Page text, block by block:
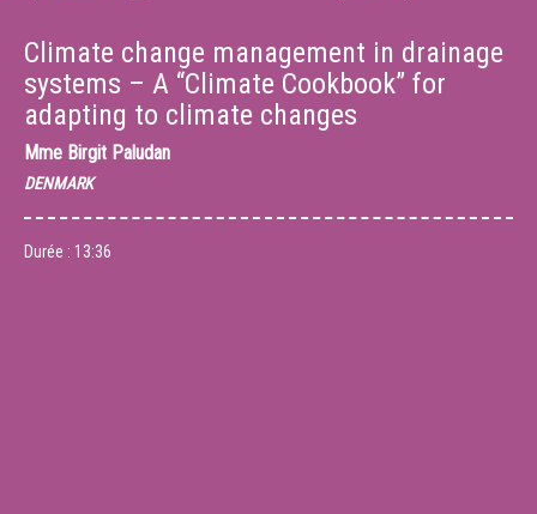
Climate change management in drainage
systems – A “Climate Cookbook” for
adapting to climate changes
Mme Birgit Paludan
DENMARK
Durée : 13:36